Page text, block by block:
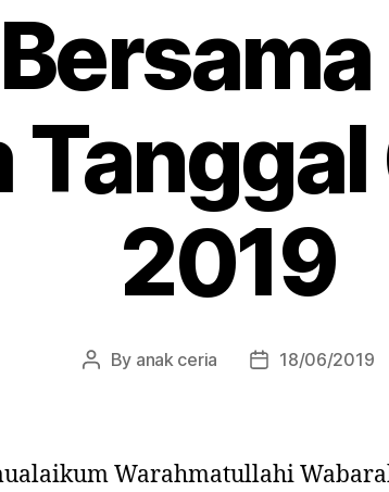
2019
Post
By anak ceria
Post18/06/2019
Warahmatullahi